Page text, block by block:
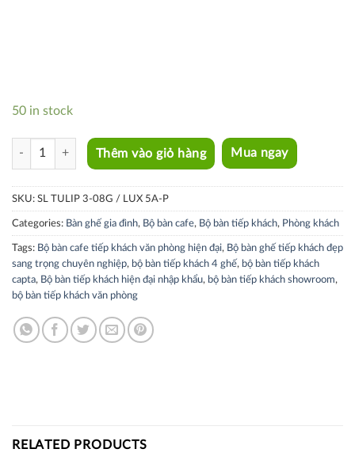
50 in stock
SL TULIP 3-08G / LUX 5A-P quantity
Thêm vào giỏ hàng Mua ngay
SKU: SL TULIP 3-08G / LUX 5A-P
Categories: Bàn ghế gia đình, Bộ bàn cafe, Bộ bàn tiếp khách, Phòng khách
Tags: Bộ bàn cafe tiếp khách văn phòng hiện đại, Bộ bàn ghế tiếp khách đẹp
sang trọng chuyên nghiệp, bộ bàn tiếp khách 4 ghế, bộ bàn tiếp khách
capta, Bộ bàn tiếp khách hiện đại nhập khẩu, bộ bàn tiếp khách showroom,
bộ bàn tiếp khách văn phòng
RELATED PRODUCTS